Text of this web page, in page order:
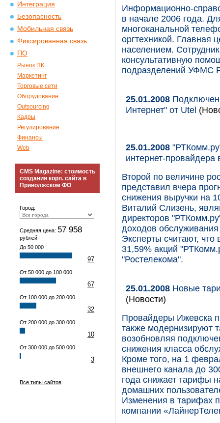
Интеграция
Безопасность
Мобильная связь
Фиксированная связь
ПО
Рынок ПК
Маркетинг
Торговые сети
Оборудование
Outsourcing
Кадры
Регулирование
Финансы
Web
CMS Magazine: стоимость
создания корп. сайта в
Приволжском ФО
Город:
Средняя цена: 57 958
рублей
До 50 000
97
От 50 000 до 100 000
67
От 100 000 до 200 000
32
От 200 000 до 300 000
10
От 300 000 до 500 000
3
Все типы сайтов
Информационно-
в начале 2006 года.
многоканальной
оргтехникой. Главная
населением.
консультативную
подразделений УФМС
25.01.2008
Интернет" от Utel
25.01.2008
интернет-провайдера
Второй по величине
представил вчера
снижения выручки на
Виталий Слизень,
директоров
доходов
Эксперты считают, что
31,59% акций
"Ростелекома".
25.01.2008 Новые
(Новости)
Провайдеры Ижевска
также модернизируют
возобновляя
снижения класса
Кроме того, на 1
внешнего канала до
года снижает тарифы
домашних
Изменения в тарифах
компании